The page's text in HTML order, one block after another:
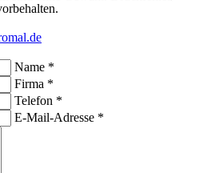
Name *
Firma *
Telefon *
E-Mail-Adresse *